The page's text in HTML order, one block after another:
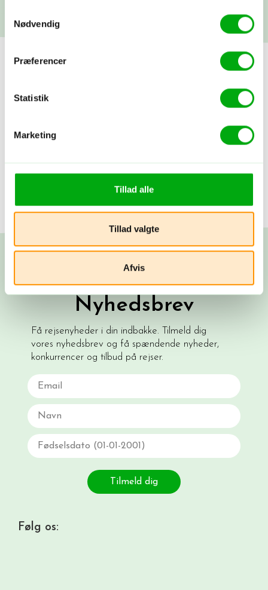
Nødvendig
Præferencer
Statistik
Marketing
Tillad alle
Tillad valgte
Afvis
Nyhedsbrev
Få rejsenyheder i din indbakke. Tilmeld dig
vores nyhedsbrev og få spændende nyheder,
konkurrencer og tilbud på rejser.
Email
Navn
Fødselsdato
Tilmeld dig
Følg os: